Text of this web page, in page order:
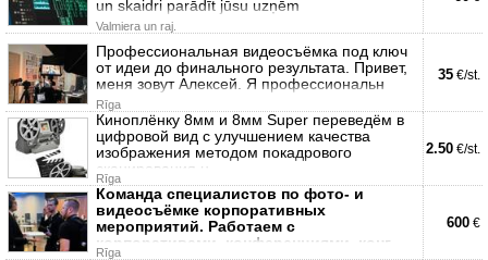
un skaidri parādīt jūsu uzņēm
Valmiera un raj.
Профессиональная видеосъёмка под ключ
от идеи до финального результата. Привет,
меня зовут Алексей. Я профессиональн
Rīga
35 €/st.
Киноплёнку 8мм и 8мм Super переведём в
цифровой вид с улучшением качества
изображения методом покадрового
сканирования н
Rīga
2.50 €/st.
Команда специалистов по фото- и
видеосъёмке корпоративных
мероприятий. Работаем с
корпоративами, конференциями, конг
Rīga
600 €